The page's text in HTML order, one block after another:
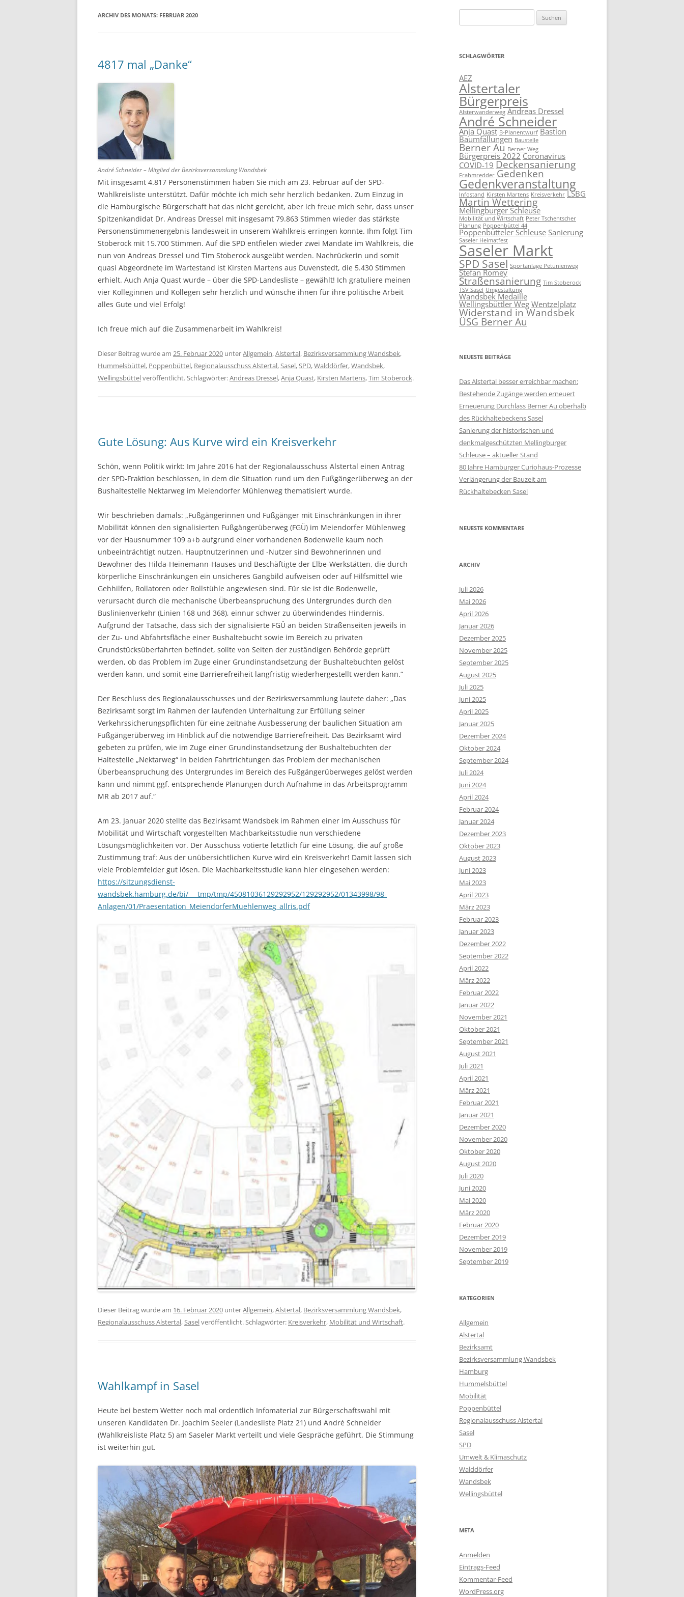
ARCHIV DES MONATS: FEBRUAR 2020
4817 mal „Danke“
André Schneider – Mitglied der Bezirksversammlung Wandsbek
Mit insgesamt 4.817 Personenstimmen haben Sie mich am 23. Februar auf der SPD-
Wahlkreisliste unterstützt. Dafür möchte ich mich sehr herzlich bedanken. Zum Einzug in
die Hamburgische Bürgerschaft hat das nicht gereicht, aber ich freue mich sehr, dass unser
Spitzenkandidat Dr. Andreas Dressel mit insgesamt 79.863 Stimmen wieder das stärkste
Personenstimmenergebnis landesweit in unserem Wahlkreis erringen konnte. Ihm folgt Tim
Stoberock mit 15.700 Stimmen. Auf die SPD entfielen wieder zwei Mandate im Wahlkreis, die
nun von Andreas Dressel und Tim Stoberock ausgeübt werden. Nachrückerin und somit
quasi Abgeordnete im Wartestand ist Kirsten Martens aus Duvenstedt, die 5.430 Stimmen
erhielt. Auch Anja Quast wurde – über die SPD-Landesliste – gewählt! Ich gratuliere meinen
vier Kolleginnen und Kollegen sehr herzlich und wünsche ihnen für ihre politische Arbeit
alles Gute und viel Erfolg!
Ich freue mich auf die Zusammenarbeit im Wahlkreis!
Dieser Beitrag wurde am 25. Februar 2020 unterAllgemein,Alstertal, Bezirksversammlung Wandsbek,
Hummelsbüttel, Poppenbüttel, Regionalausschuss Alstertal,Sasel,SPD,Walddörfer,Wandsbek,
Wellingsbüttelveröffentlicht. Schlagwörter:Andreas Dressel,Anja Quast, Kirsten Martens,Tim Stoberock.
Gute Lösung: Aus Kurve wird ein Kreisverkehr
Schön, wenn Politik wirkt: Im Jahre 2016 hat der Regionalausschuss Alstertal einen Antrag
der SPD-Fraktion beschlossen, in dem die Situation rund um den Fußgängerüberweg an der
Bushaltestelle Nektarweg im Meiendorfer Mühlenweg thematisiert wurde.
Wir beschrieben damals: „Fußgängerinnen und Fußgänger mit Einschränkungen in ihrer
Mobilität können den signalisierten Fußgängerüberweg (FGÜ) im Meiendorfer Mühlenweg
vor der Hausnummer 109 a+b aufgrund einer vorhandenen Bodenwelle kaum noch
unbeeinträchtigt nutzen. Hauptnutzerinnen und -Nutzer sind Bewohnerinnen und
Bewohner des Hilda-Heinemann-Hauses und Beschäftigte der Elbe-Werkstätten, die durch
körperliche Einschränkungen ein unsicheres Gangbild aufweisen oder auf Hilfsmittel wie
Gehhilfen, Rollatoren oder Rollstühle angewiesen sind. Für sie ist die Bodenwelle,
verursacht durch die mechanische Überbeanspruchung des Untergrundes durch den
Buslinienverkehr (Linien 168 und 368), einnur schwer zu überwindendes Hindernis.
Aufgrund der Tatsache, dass sich der signalisierte FGÜ an beiden Straßenseiten jeweils in
der Zu- und Abfahrtsfläche einer Bushaltebucht sowie im Bereich zu privaten
Grundstücksüberfahrten befindet, sollte von Seiten der zuständigen Behörde geprüft
werden, ob das Problem im Zuge einer Grundinstandsetzung der Bushaltebuchten gelöst
werden kann, und somit eine Barrierefreiheit langfristig wiederhergestellt werden kann.“
Der Beschluss des Regionalausschusses und der Bezirksversammlung lautete daher: „Das
Bezirksamt sorgt im Rahmen der laufenden Unterhaltung zur Erfüllung seiner
Verkehrssicherungspflichten für eine zeitnahe Ausbesserung der baulichen Situation am
Fußgängerüberweg im Hinblick auf die notwendige Barrierefreiheit. Das Bezirksamt wird
gebeten zu prüfen, wie im Zuge einer Grundinstandsetzung der Bushaltebuchten der
Haltestelle „Nektarweg“ in beiden Fahrtrichtungen das Problem der mechanischen
Überbeanspruchung des Untergrundes im Bereich des Fußgängerüberweges gelöst werden
kann und nimmt ggf. entsprechende Planungen durch Aufnahme in das Arbeitsprogramm
MR ab 2017 auf.“
Am 23. Januar 2020 stellte das Bezirksamt Wandsbek im Rahmen einer im Ausschuss für
Mobilität und Wirtschaft vorgestellten Machbarkeitsstudie nun verschiedene
Lösungsmöglichkeiten vor. Der Ausschuss votierte letztlich für eine Lösung, die auf große
Zustimmung traf: Aus der unübersichtlichen Kurve wird ein Kreisverkehr! Damit lassen sich
viele Problemfelder gut lösen. Die Machbarkeitsstudie kann hier eingesehen werden:
https://sitzungsdienst-
wandsbek.hamburg.de/bi/___tmp/tmp/45081036129292952/129292952/01343998/98-
Anlagen/01/Praesentation_MeiendorferMuehlenweg_allris.pdf
Dieser Beitrag wurde am 16. Februar 2020 unterAllgemein,Alstertal, Bezirksversammlung Wandsbek,
Regionalausschuss Alstertal,Saselveröffentlicht. Schlagwörter: Kreisverkehr, Mobilität und Wirtschaft.
Wahlkampf in Sasel
Heute bei bestem Wetter noch mal ordentlich Infomaterial zur Bürgerschaftswahl mit
unseren Kandidaten Dr. Joachim Seeler (Landesliste Platz 21) und André Schneider
(Wahlkreisliste Platz 5) am Saseler Markt verteilt und viele Gespräche geführt. Die Stimmung
ist weiterhin gut.
nach:
SCHLAGWÖRTER
AEZ
Alstertaler
Bürgerpreis
Alsterwanderweg Andreas Dressel
André Schneider
Anja Quast B-Planentwurf Bastion
Baumfällungen Baustelle
Berner Au Berner Weg
Bürgerpreis 2022Coronavirus
COVID-19 Deckensanierung
Frahmredder Gedenken
Gedenkveranstaltung
Infostand Kirsten Martens Kreisverkehr LSBG
Martin Wettering
Mellingburger Schleuse
Mobilität und Wirtschaft Peter Tschentscher
Planung Poppenbüttel 44
Poppenbütteler Schleuse Sanierung
Saseler Heimatfest
Saseler Markt
SPD Sasel Sportanlage Petunienweg
Stefan Romey
Straßensanierung Tim Stoberock
TSV Sasel Umgestaltung
Wandsbek Medaille
Wellingsbüttler WegWentzelplatz
Widerstand in Wandsbek
ÜSG Berner Au
NEUESTE BEITRÄGE
Das Alstertal besser erreichbar machen:
Bestehende Zugänge werden erneuert
Erneuerung Durchlass Berner Au oberhalb
des Rückhalte­beckens Sasel
Sanierung der historischen und
denkmalgeschützten Mellingburger
Schleuse – aktueller Stand
80 Jahre Hamburger Curiohaus-Prozesse
Verlängerung der Bauzeit am
Rückhaltebecken Sasel
NEUESTE KOMMENTARE
ARCHIV
Juli 2026
Mai 2026
April 2026
Januar 2026
Dezember 2025
November 2025
September 2025
August 2025
Juli 2025
Juni 2025
April 2025
Januar 2025
Dezember 2024
Oktober 2024
September 2024
Juli 2024
Juni 2024
April 2024
Februar 2024
Januar 2024
Dezember 2023
Oktober 2023
August 2023
Juni 2023
Mai 2023
April 2023
März 2023
Februar 2023
Januar 2023
Dezember 2022
September 2022
April 2022
März 2022
Februar 2022
Januar 2022
November 2021
Oktober 2021
September 2021
August 2021
Juli 2021
April 2021
März 2021
Februar 2021
Januar 2021
Dezember 2020
November 2020
Oktober 2020
August 2020
Juli 2020
Juni 2020
Mai 2020
März 2020
Februar 2020
Dezember 2019
November 2019
September 2019
KATEGORIEN
Allgemein
Alstertal
Bezirksamt
Bezirksversammlung Wandsbek
Hamburg
Hummelsbüttel
Mobilität
Poppenbüttel
Regionalausschuss Alstertal
Sasel
SPD
Umwelt & Klimaschutz
Walddörfer
Wandsbek
Wellingsbüttel
META
Anmelden
Eintrags-Feed
Kommentar-Feed
WordPress.org